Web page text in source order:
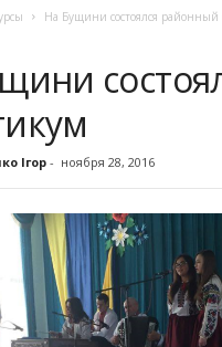
На Бущини состоялся
Ігор- ноября 28, 2016